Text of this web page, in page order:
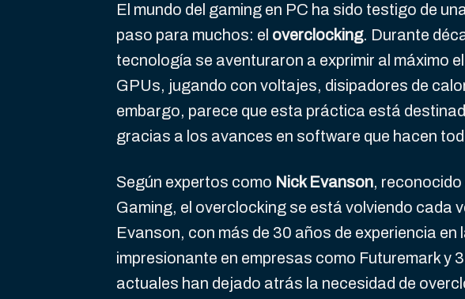
El mundo del gaming en PC ha sido testigo de
paso para muchos: el overclocking. Durante
tecnología se aventuraron a exprimir al máximo
GPUs, jugando con voltajes, disipadores de
embargo, parece que esta práctica está
gracias a los avances en software que hacen
Según expertos como Nick Evanson, reconocido
Gaming, el overclocking se está volviendo cada
Evanson, con más de 30 años de experiencia en
impresionante en empresas como Futuremark y
actuales han dejado atrás la necesidad de